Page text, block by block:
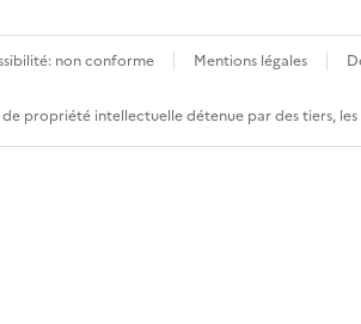
non conforme Mentions légales
propriété intellectuelle détenue par des tiers,